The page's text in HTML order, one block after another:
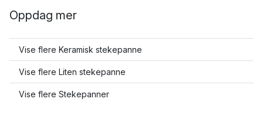
Oppdag mer
Vise flere Keramisk stekepanne
Vise flere Liten stekepanne
Vise flere Stekepanner